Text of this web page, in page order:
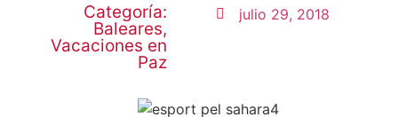
Categoría:
Baleares,
Vacaciones en
Paz
julio 29, 2018